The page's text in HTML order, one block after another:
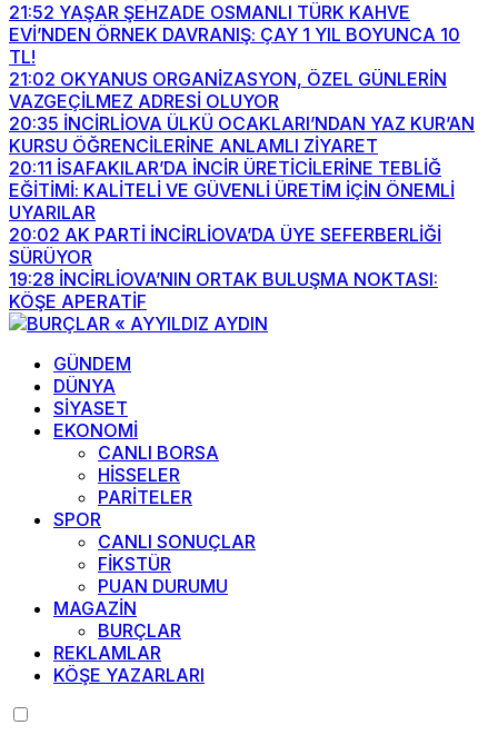
21:52 YAŞAR ŞEHZADE OSMANLI TÜRK KAHVE
EVİ’NDEN ÖRNEK DAVRANIŞ: ÇAY 1 YIL BOYUNCA 10
TL!
21:02 OKYANUS ORGANİZASYON, ÖZEL GÜNLERİN
VAZGEÇİLMEZ ADRESİ OLUYOR
20:35 İNCİRLİOVA ÜLKÜ OCAKLARI’NDAN YAZ KUR’AN
KURSU ÖĞRENCİLERİNE ANLAMLI ZİYARET
20:11 İSAFAKILAR’DA İNCİR ÜRETİCİLERİNE TEBLİĞ
EĞİTİMİ: KALİTELİ VE GÜVENLİ ÜRETİM İÇİN ÖNEMLİ
UYARILAR
20:02 AK PARTİ İNCİRLİOVA’DA ÜYE SEFERBERLİĞİ
SÜRÜYOR
19:28 İNCİRLİOVA’NIN ORTAK BULUŞMA NOKTASI:
KÖŞE APERATİF
GÜNDEM
DÜNYA
SİYASET
EKONOMİ
CANLI BORSA
HİSSELER
PARİTELER
SPOR
CANLI SONUÇLAR
FİKSTÜR
PUAN DURUMU
MAGAZİN
BURÇLAR
REKLAMLAR
KÖŞE YAZARLARI